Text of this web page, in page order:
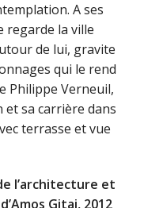
A ses
regarde la ville
de lui, gravite
qui le rend
Philippe Verneuil,
sa carrière dans
terrasse et vue
l’architecture et
Gitai, 2012